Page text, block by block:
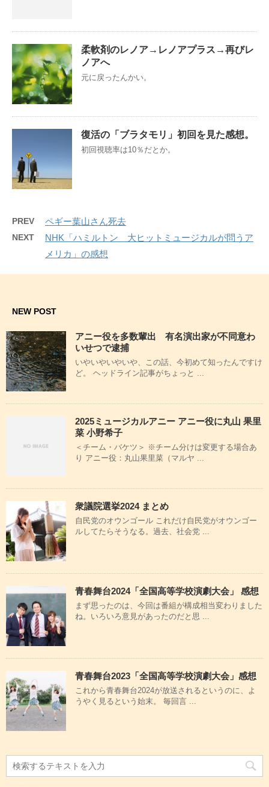
柔軟剤のレノア→レノアプラス→再びレ
ノアへ
元に戻ったんかい。
復活の「ブラタモリ」初回を見た感想。
初回視聴率は10％だとか。
PREV ペギー葉山さん死去
NEXT
NHK「ハミルトン 大ヒットミュージカルが問うア
メリカ」の感想
NEW POST
アニー役を多数輩出 有名演出家が不同意わ
いせつで逮捕
いやいやいやいや、この話、今初めて知ったんですけ
ど。 ヘッドライン記事がちょっと ...
2025ミュージカルアニー アニー役に丸山 果里
菜 小野希子
＜チーム・バケツ＞ ※チーム分けは変更する場合あ
り アニー役：丸山果里菜（マルヤ ...
衆議院選挙2024 まとめ
自民党のオウンゴール これだけ自民党がオウンゴー
ルしてたらそうなる。過去、社会党 ...
青春舞台2024「全国高等学校演劇大会」 感想
まず思ったのは、今回は番組が構成相当変わりました
ね。いろいろ意見があったのだと思 ...
青春舞台2023「全国高等学校演劇大会」感想
これから青春舞台2024が放送されるというのに、よ
うやく見るという始末。 毎回言 ...